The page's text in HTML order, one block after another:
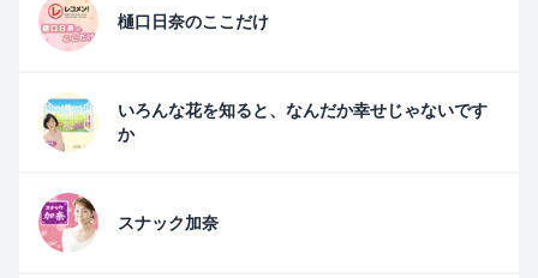
樋口日奈のここだけ
いろんな花を知ると、なんだか幸せじゃないです
か
スナック加奈